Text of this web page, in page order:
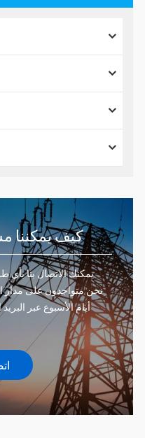
كيف يمكننا
يمكنك الاتصال بنا بأي
نحن متواجدون على مدار
أيام الأسبوع عبر البريد